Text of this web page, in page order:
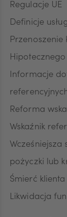
Regulacje UE
Definicje
Przenoszenie
Hipotecznego
Informacje
Reforma
Wskaźnik
Wcześniejsza
pożyczki lub
Śmierć
Likwidacja